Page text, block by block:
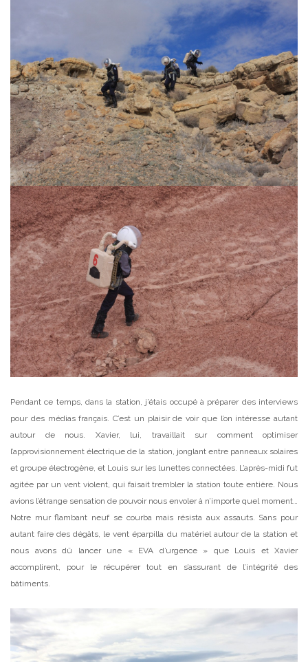
Pendant ce temps, dans la station, j’étais occupé à préparer des interviews
pour des médias français. C’est un plaisir de voir que l’on intéresse autant
autour de nous. Xavier, lui, travaillait sur comment optimiser
l’approvisionnement électrique de la station, jonglant entre panneaux solaires
et groupe électrogène, et Louis sur les lunettes connectées. L’après-midi fut
agitée par un vent violent, qui faisait trembler la station toute entière. Nous
avions l’étrange sensation de pouvoir nous envoler à n’importe quel moment…
Notre mur flambant neuf se courba mais résista aux assauts. Sans pour
autant faire des dégâts, le vent éparpilla du matériel autour de la station et
nous avons dû lancer une « EVA d’urgence » que Louis et Xavier
accomplirent, pour le récupérer tout en s’assurant de l’intégrité des
bâtiments.